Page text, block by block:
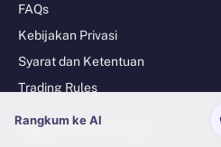
FAQs
Kebijakan Privasi
Syarat dan Ketentuan
Trading Rules
Mulai Investasi
Rangkum ke AI